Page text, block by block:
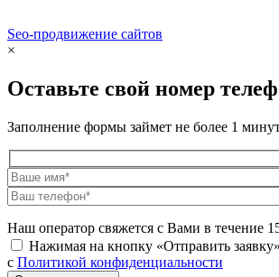
Seo-продвижение сайтов
×
Оставьте свой номер
Заполнение формы займет не более 1
Наш оператор свяжется с Вами в течение
Нажимая на кнопку «Отправить
с Политикой конфиденциальности